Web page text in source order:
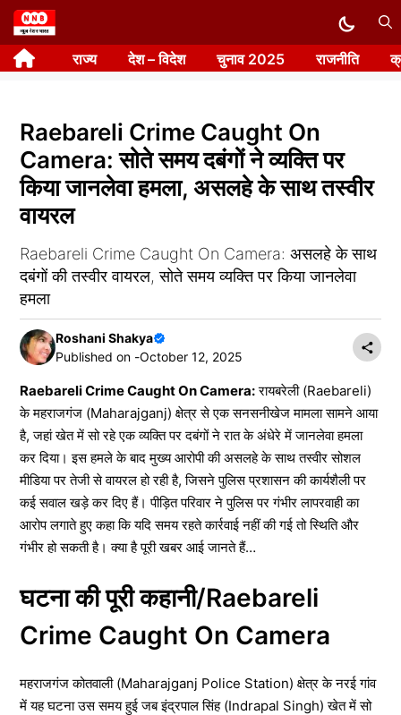
Skip
to
content राज्य देश – विदेश चुनाव 2025 राजनीति
Raebareli Crime Caught On
Camera: सोते समय दबंगों ने व्यक्ति पर
किया जानलेवा हमला, असलहे के साथ तस्वीर
वायरल
Raebareli Crime Caught On Camera: असलहे के साथ
दबंगों की तस्वीर वायरल, सोते समय व्यक्ति पर किया जानलेवा
हमला
Roshani Shakya
Published on -October 12, 2025
Raebareli Crime Caught On Camera:रायबरेली (Raebareli)
के महराजगंज (Maharajganj) क्षेत्र से एक सनसनीखेज मामला सामने आया
है, जहां खेत में सो रहे एक व्यक्ति पर दबंगों ने रात के अंधेरे में जानलेवा हमला
कर दिया। इस हमले के बाद मुख्य आरोपी की असलहे के साथ तस्वीर सोशल
मीडिया पर तेजी से वायरल हो रही है, जिसने पुलिस प्रशासन की कार्यशैली पर
कई सवाल खड़े कर दिए हैं। पीड़ित परिवार ने पुलिस पर गंभीर लापरवाही का
आरोप लगाते हुए कहा कि यदि समय रहते कार्रवाई नहीं की गई तो स्थिति और
गंभीर हो सकती है। क्या है पूरी खबर आई जानते हैं…
घटना की पूरी कहानी/Raebareli
Crime Caught On Camera
महराजगंज कोतवाली (Maharajganj Police Station) क्षेत्र के नरई गांव
में यह घटना उस समय हुई जब इंद्रपाल सिंह (Indrapal Singh) खेत में सो